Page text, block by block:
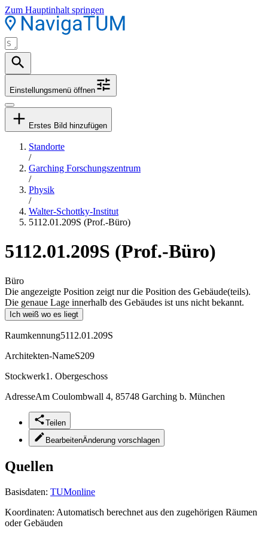
Zum Hauptinhalt springen
Einstellungsmenü öffnen
Erstes Bild hinzufügen
Standorte
/
Garching Forschungszentrum
/
Physik
/
Walter-Schottky-Institut
5112.01.209S (Prof.-Büro)
5112.01.209S (Prof.-Büro)
Büro
Die angezeigte Position zeigt nur die Position des Gebäude(teils).
Die genaue Lage innerhalb des Gebäudes ist uns nicht bekannt.
Ich weiß wo es liegt
Raumkennung5112.01.209S
Architekten-NameS209
Stockwerk1. Obergeschoss
AdresseAm Coulombwall 4, 85748 Garching b. München
Teilen
BearbeitenÄnderung vorschlagen
Quellen
Basisdaten: TUMonline
Koordinaten: Automatisch berechnet aus den zugehörigen Räumen
oder Gebäuden